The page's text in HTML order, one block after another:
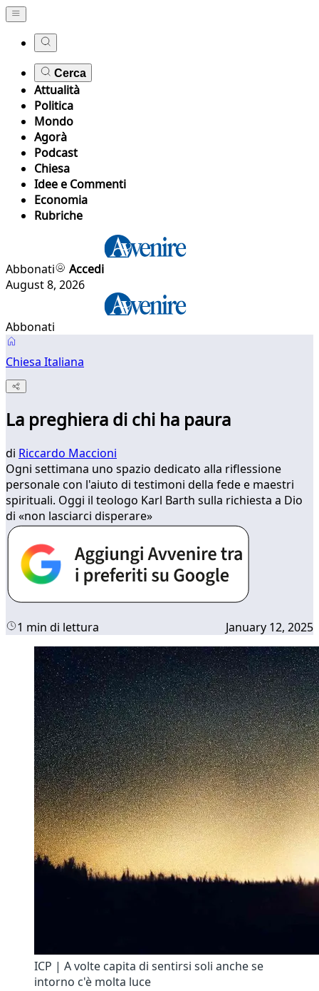
Cerca
Attualità
Politica
Mondo
Agorà
Podcast
Chiesa
Idee e Commenti
Economia
Rubriche
Abbonati
Accedi
August 8, 2026
Abbonati
Chiesa Italiana
La preghiera di chi ha paura
di Riccardo Maccioni
Ogni settimana uno spazio dedicato alla riflessione
personale con l'aiuto di testimoni della fede e maestri
spirituali. Oggi il teologo Karl Barth sulla richiesta a Dio
di «non lasciarci disperare»
1 min di lettura January 12, 2025
ICP | A volte capita di sentirsi soli anche se
intorno c'è molta luce